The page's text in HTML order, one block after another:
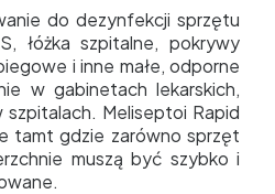
do dezynfekcji sprzętu
łóżka szpitalne, pokrywy
i inne małe, odporne
w gabinetach lekarskich,
Meliseptoi Rapid
tamt gdzie zarówno sprzęt
muszą być szybko i